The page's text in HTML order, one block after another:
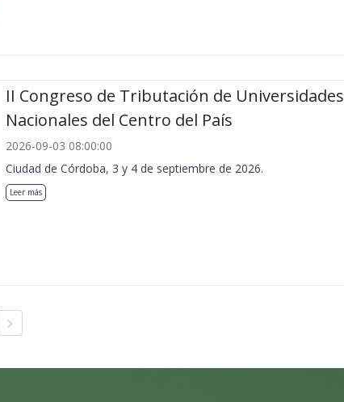
II Congreso de Tributación de Universidades
Nacionales del Centro del País
2026-09-03 08:00:00
Ciudad de Córdoba, 3 y 4 de septiembre de 2026.
Leer más